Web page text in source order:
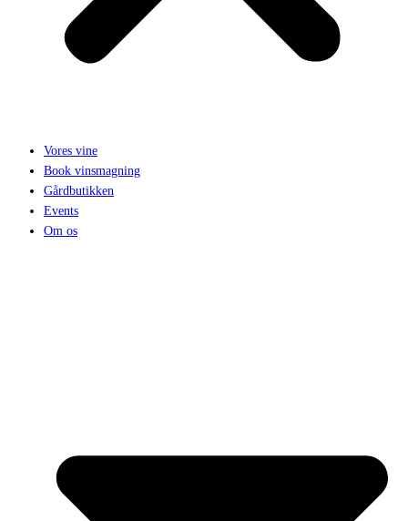
Vores vine
Book vinsmagning
Gårdbutikken
Events
Om os